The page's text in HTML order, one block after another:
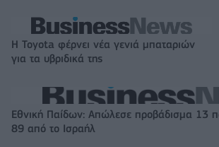
Η Toyota φέρνει νέα γενιά μπαταριών
για τα υβριδικά της
Εθνική Παίδων: Απώλεσε προβάδισμα 13
89 από το Ισραήλ